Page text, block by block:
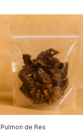
Pulmon de Res